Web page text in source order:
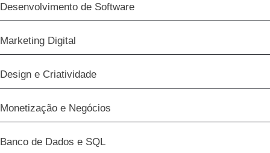
Desenvolvimento de Software
Marketing Digital
Design e Criatividade
Monetização e Negócios
Banco de Dados e SQL